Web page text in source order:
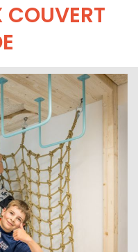
COUVERT